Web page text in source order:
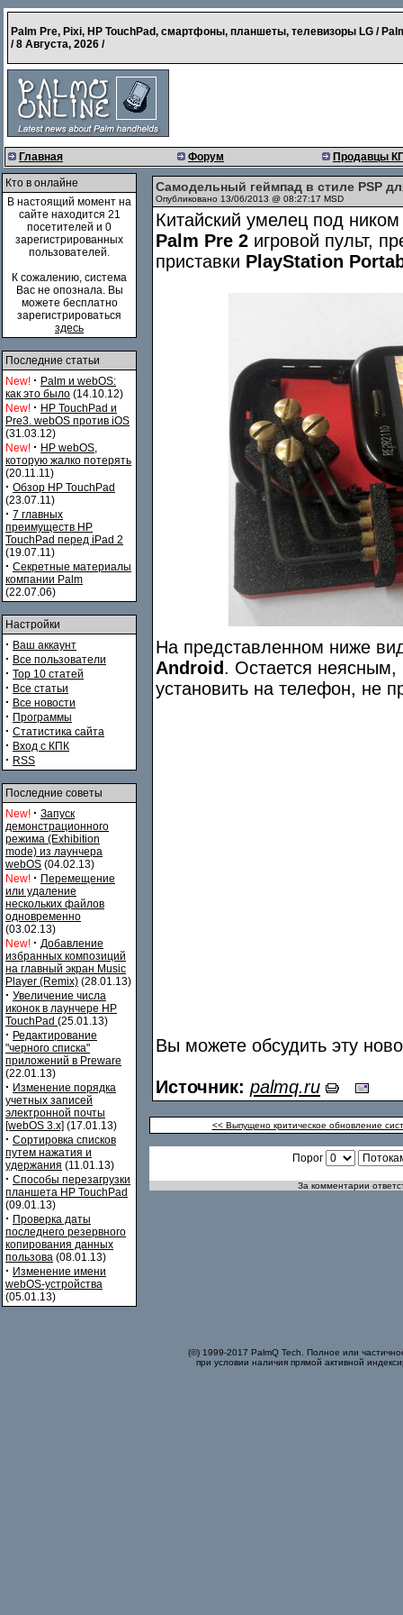
Palm Pre, Pixi, HP TouchPad, смартфоны, планшеты, телевизоры LG /
/8 Августа, 2026 /
Главная Форум Продавцы
Кто в онлайне
В настоящий момент на
сайте находится 21
посетителей и 0
зарегистрированных
пользователей.
К сожалению, система
Вас не опознала. Вы
можете бесплатно
зарегистрироваться
здесь
Последние статьи
New! · Palm и webOS:
как это было (14.10.12)
New! · HP TouchPad и
Pre3. webOS против iOS
(31.03.12)
New! · HP webOS,
которую жалко потерять
(20.11.11)
· Обзор HP TouchPad
(23.07.11)
· 7 главных
преимуществ HP
TouchPad перед iPad 2
(19.07.11)
· Секретные материалы
компании Palm
(22.07.06)
Настройки
· Ваш аккаунт
· Все пользователи
· Top 10 статей
· Все статьи
· Все новости
· Программы
· Статистика сайта
· Вход с КПК
· RSS
Последние советы
New! · Запуск
демонстрационного
режима (Exhibition
mode) из лаунчера
webOS (04.02.13)
New! · Перемещение
или удаление
нескольких файлов
одновременно
(03.02.13)
New! · Добавление
избранных композиций
на главный экран Music
Player (Remix) (28.01.13)
· Увеличение числа
иконок в лаунчере HP
TouchPad (25.01.13)
· Редактирование
"черного списка"
приложений в Preware
(22.01.13)
· Изменение порядка
учетных записей
электронной почты
[webOS 3.x] (17.01.13)
· Сортировка списков
путем нажатия и
удержания (11.01.13)
· Способы перезагрузки
планшета HP TouchPad
(09.01.13)
· Проверка даты
последнего резервного
копирования данных
пользова (08.01.13)
· Изменение имени
webOS-устройства
(05.01.13)
Самодельный геймпад в стиле PSP
Опубликовано 13/06/2013 @ 08:27:17 MSD
Китайский умелец под
Palm Pre 2 игровой пульт,
приставки PlayStation
На представленном ниже
Android. Остается неясным,
установить на телефон, не
Вы можете обсудить эту
Источник: palmq.ru
<< Выпущено критическое обновление
Порог
За комментарии
(©) 1999-2017 PalmQ Tech. Полное или
при условии наличия прямой активной